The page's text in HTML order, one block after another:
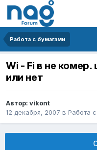
Работа с бумагами
Wi - Fi в не комер.
или нет
Автор: vikont
12 декабря, 2007 в Работа